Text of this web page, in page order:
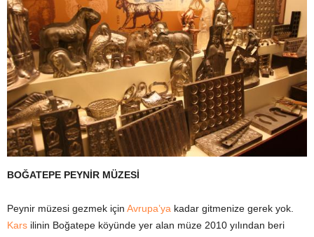
BOĞATEPE PEYNİR MÜZESİ
Peynir müzesi gezmek için Avrupa’ya kadar gitmenize gerek yok.
Kars ilinin Boğatepe köyünde yer alan müze 2010 yılından beri